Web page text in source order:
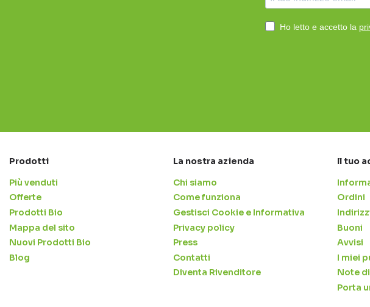
Ho letto e accetto la
Prodotti
Più venduti
Offerte
Prodotti Bio
Mappa del sito
Nuovi Prodotti Bio
Blog
La nostra azienda
Chi siamo
Come funziona
Gestisci Cookie e Informativa
Privacy policy
Press
Contatti
Diventa Rivenditore
Il tuo
Ordini
Buoni
Avvisi
I miei
Note
Porta